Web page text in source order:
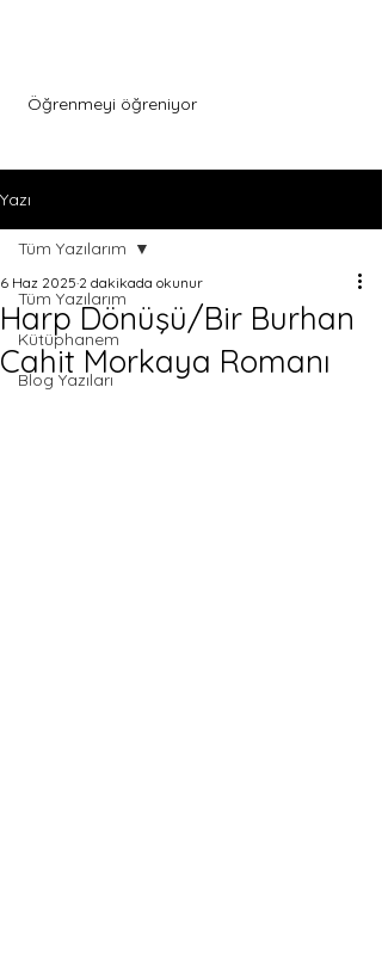
Öğrenmeyi öğreniyor
Yazı
Tüm Yazılarım
Kütüphanem
Blog Yazıları
Tüm Yazılarım
Harp Dönüşü/Bir Burhan
Cahit Morkaya Romanı
6 Haz 2025 2 dakikada okunur